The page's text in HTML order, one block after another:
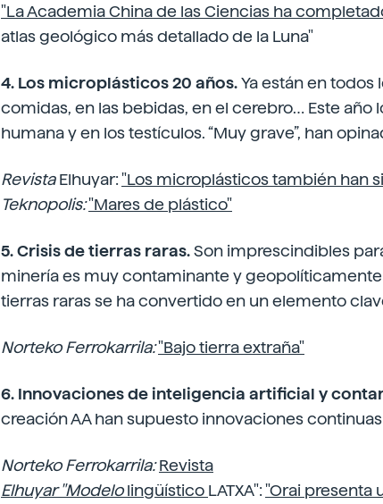
"La Academia China de lasCiencias ha
atlas geológico más detallado de la Luna"
4. Los microplásticos 20 años.Ya están en todos
comidas, en las bebidas, en el cerebro… Este año
humana y en los testículos. “Muy grave”, han
RevistaElhuyar:"Los microplásticos también han
Teknopolis:"Mares de plástico"
5. Crisis de tierras raras.Son imprescindibles
minería es muy contaminante y
tierras raras se ha convertido en un elemento
Norteko Ferrokarrila:"Bajo tierra extraña"
6. Innovaciones de inteligencia artificial y
creación AA han supuesto innovaciones
Norteko Ferrokarrila: Revista
Elhuyar "Modelolingüístico LATXA":"Orai presenta